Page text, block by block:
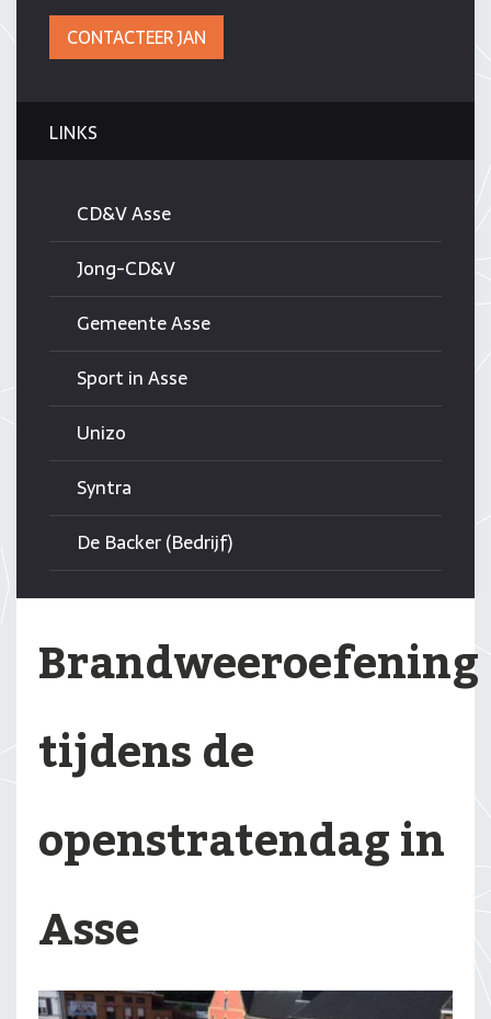
CONTACTEER JAN
LINKS
CD&V Asse
Jong-CD&V
Gemeente Asse
Sport in Asse
Unizo
Syntra
De Backer (Bedrijf)
Brandweeroefening
tijdens de
openstratendag in
Asse